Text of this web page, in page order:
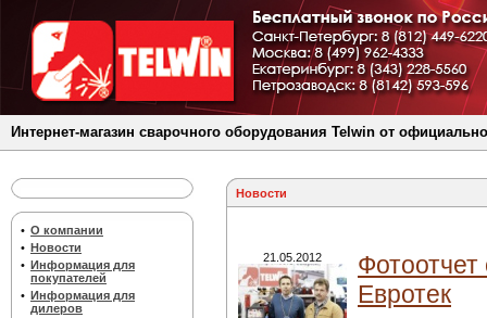
Интернет-магазин сварочного оборудования Telwin от
• О компании
• Новости
• Информация для
покупателей
• Информация для
дилеров
Новости
21.05.2012
Евротек